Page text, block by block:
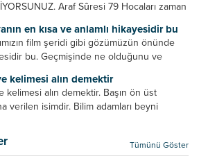
Araf Sûresi 79 Hocaları zaman
hususunda bazen açık bazen gizli
bulunmuşuzdur. Örneğin hocalarda
gereken hususları sıralar ve...
en kısa ve anlamlı hikayesidir bu
film şeridi gibi gözümüzün önünde
bu. Geçmişinde ne olduğunu ve
baksın. Hayatı özetler misin sorusuna
en kısa ve bir o...
kelimesi alın demektir
kelimesi alın demektir. Başın ön üst
verilen isimdir. Bilim adamları beyni
ön kısmında bulunan bölüme ön bellek
kısım insan vücudunda...
Tümünü Göster